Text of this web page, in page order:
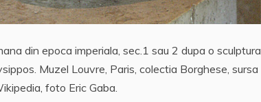
din epoca imperiala, sec.1 sau 2 dupa o sculptura
Muzel Louvre, Paris, colectia Borghese, sursa
foto Eric Gaba.